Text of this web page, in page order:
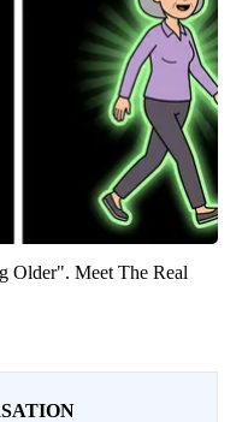
Older". Meet The Real